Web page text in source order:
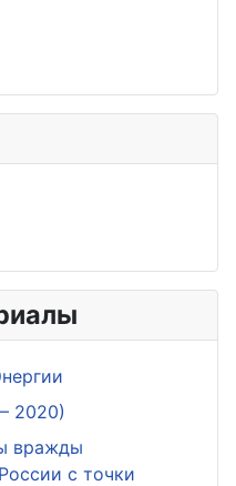
2020)
вражды
с точки